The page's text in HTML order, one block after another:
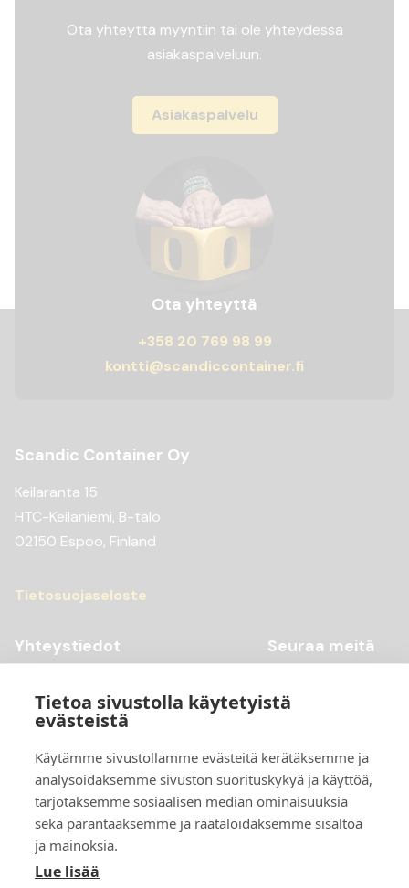
Tietoa sivustolla käytetyistä
evästeistä
Käytämme sivustollamme evästeitä kerätäksemme ja
analysoidaksemme sivuston suorituskykyä ja käyttöä,
tarjotaksemme sosiaalisen median ominaisuuksia
sekä parantaaksemme ja räätälöidäksemme sisältöä
ja mainoksia.
Lue lisää
Ota yhteyttä myyntiin tai ole yhteydessä
asiakaspalveluun.
Asiakaspalvelu
Ota yhteyttä
+358 20 769 98 99
kontti@scandiccontainer.fi
Scandic Container Oy
Keilaranta 15
HTC-Keilaniemi, B-talo
02150 Espoo, Finland
Tietosuojaseloste
Yhteystiedot
+358 20 769 98 97
Tarkemmat yhteystiedot
Seuraa meitä